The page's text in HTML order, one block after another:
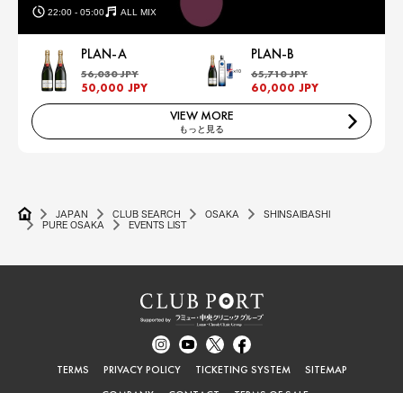
22:00 - 05:00 ALL MIX
PLAN-A
56,030 JPY
50,000 JPY
PLAN-B
65,710 JPY
60,000 JPY
VIEW MORE
もっと見る
JAPAN CLUB SEARCH OSAKA
SHINSAIBASHI
PURE OSAKA
EVENTS LIST
TERMS PRIVACY POLICY TICKETING SYSTEM
SITEMAP